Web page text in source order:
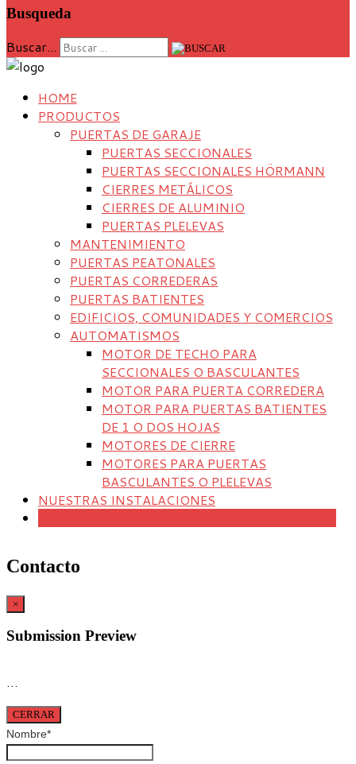
Busqueda
Buscar...
HOME
PRODUCTOS
PUERTAS DE GARAJE
PUERTAS SECCIONALES
PUERTAS SECCIONALES HÖRMANN
CIERRES METÁLICOS
CIERRES DE ALUMINIO
PUERTAS PLELEVAS
MANTENIMIENTO
PUERTAS PEATONALES
PUERTAS CORREDERAS
PUERTAS BATIENTES
EDIFICIOS, COMUNIDADES Y COMERCIOS
AUTOMATISMOS
MOTOR DE TECHO PARA
SECCIONALES O BASCULANTES
MOTOR PARA PUERTA CORREDERA
MOTOR PARA PUERTAS BATIENTES
DE 1 O DOS HOJAS
MOTORES DE CIERRE
MOTORES PARA PUERTAS
BASCULANTES O PLELEVAS
NUESTRAS INSTALACIONES
Contacto
×
Submission Preview
…
CERRAR
Nombre*